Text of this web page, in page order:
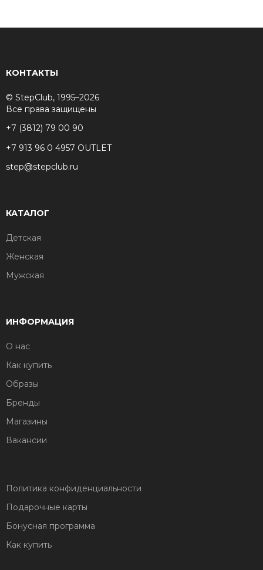
КОНТАКТЫ
© StepClub, 1995–2026
Все права защищены
+7 (3812) 79 00 90
+7 913 96 0 4957 OUTLET
step@stepclub.ru
КАТАЛОГ
Детская
Женская
Мужская
ИНФОРМАЦИЯ
О нас
Как купить
Образы
Бренды
Магазины
Вакансии
Политика конфиденциальности
Подарочные карты
Бонусная программа
Как купить